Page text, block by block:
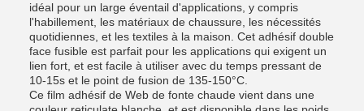
idéal pour un large éventail d'applications, y compris
l'habillement, les matériaux de chaussure, les nécessités
quotidiennes, et les textiles à la maison. Cet adhésif double
face fusible est parfait pour les applications qui exigent un
lien fort, et est facile à utiliser avec du temps pressant de
10-15s et le point de fusion de 135-150°C.
Ce film adhésif de Web de fonte chaude vient dans une